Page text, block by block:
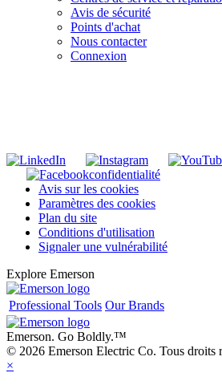
Avis de sécurité
Points d'achat
Nous contacter
Connexion
confidentialité
Avis sur les cookies
Paramètres des cookies
Plan du site
Conditions d'utilisation
Signaler une vulnérabilité
Explore Emerson
Professional Tools Our Brands
Emerson. Go Boldly.™
© 2026 Emerson Electric Co. Tous droits
×